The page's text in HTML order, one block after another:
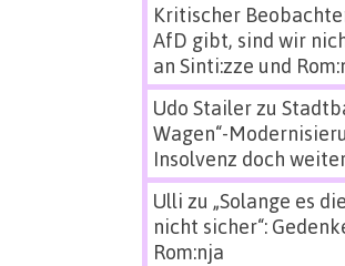
Kritischer
AfD gibt, sind wir
an Sinti:zze und
Udo Stailerzu
Wagen“-
Insolvenz doch
Ulli zu „Solange es
nicht sicher“:
Rom:nja